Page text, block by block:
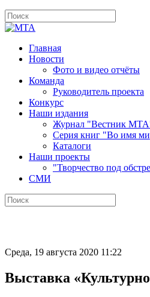
Главная
Новости
Фото и видео отчёты
Команда
Руководитель проекта
Конкурс
Наши издания
Журнал "Вестник
Серия книг "Во имя
Каталоги
Наши проекты
"Творчество под
СМИ
Среда, 19 августа 2020 11:22
Выставка